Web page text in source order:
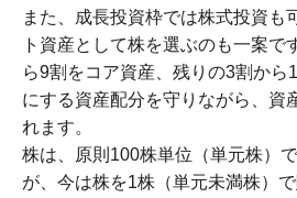
また、成長投資枠では株式投資も
ト資産として株を選ぶのも一案で
ら9割をコア資産、残りの3割から
にする資産配分を守りながら、資
れます。
株は、原則100株単位（単元株）
が、今は株を1株（単元未満株）